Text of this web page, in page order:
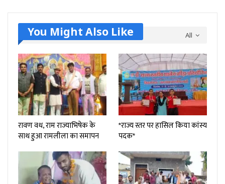
All
You Might Also Like
रावण वध, राम राज्याभिषेक के
साथ हुआ रामलीला का समापन
*राज्य स्तर पर हासिल किया‌ कांस्य
पदक*